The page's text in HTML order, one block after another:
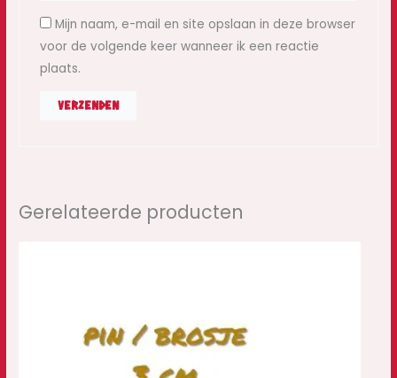
Mijn naam, e-mail en site opslaan in deze browser
voor de volgende keer wanneer ik een reactie
plaats.
Gerelateerde producten